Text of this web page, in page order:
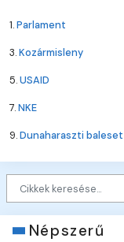
1.Parlament
3.Kozármisleny
5.USAID
7.NKE
9.Dunaharaszti baleset
Népszerű